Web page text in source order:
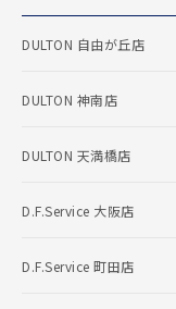
DULTON 自由が丘店
DULTON 神南店
DULTON 天満橋店
D.F.Service 大阪店
D.F.Service 町田店